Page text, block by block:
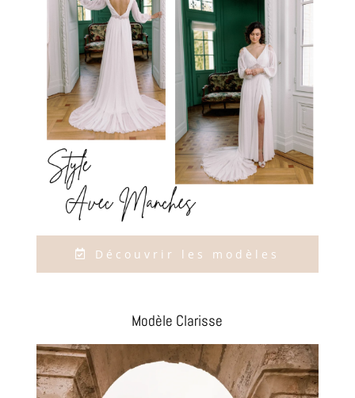
Découvrir les modèles
Modèle Clarisse